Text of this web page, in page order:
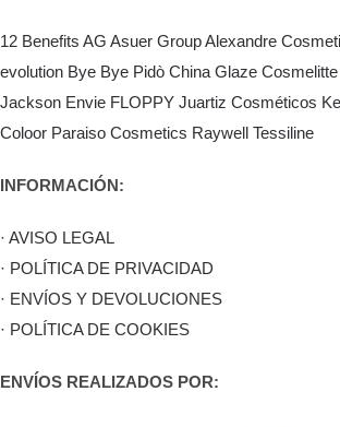
12 Benefits AG Asuer GroupAlexandre
evolution Bye Bye Pidò China Glaze Cosmelitte
Jackson Envie FLOPPY Juartiz Cosméticos
Coloor Paraiso Cosmetics Raywell Tessiline
INFORMACIÓN:
· AVISO LEGAL
· POLÍTICA DE PRIVACIDAD
· ENVÍOS Y DEVOLUCIONES
· POLÍTICA DE COOKIES
ENVÍOS REALIZADOS POR: